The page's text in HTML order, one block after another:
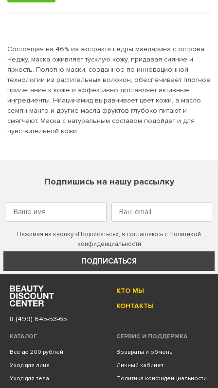
Состоящая на 46% из экстракта цедры мандарина с острова
Чеджу, маска оживляет тусклую кожу, придавая сияние и
яркость. Полотно маски, созданное по инновационной
технологии из растительных волокон, обеспечивает плотное
прилегание к коже и эффективно доставляет активные
ингредиенты. Ниацинамид выравнивает цвет кожи, а масло
семян манго и другие масла фруктов глубоко питают и
смягчают. Маска с натуральным составом подойдет и для
чувствительной кожи.
Подпишись на нашу рассылку
Нажимая на кнопку «Подписаться», я соглашаюсь с Политикой
конфиденциальности
ПОДПИСАТЬСЯ
КТО МЫ
КОНТАКТЫ
8 (499) 645-53-65
КАТАЛОГ
Всё до 200 рублей
Уход для лица
Уход для тела
СЕРВИС И ПОДДЕРЖКА
Возвраты и обмены
Личный кабинет
Политика конфиденциальности